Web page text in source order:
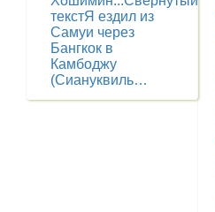
текстЯ ездил из
Самуи через
Бангкок в
Камбоджу
(Сиануквиль…